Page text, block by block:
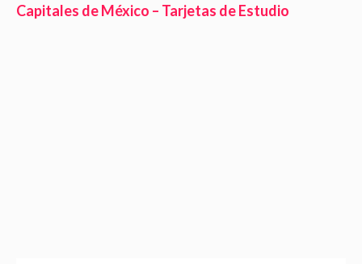
Capitales de México – Tarjetas de Estudio